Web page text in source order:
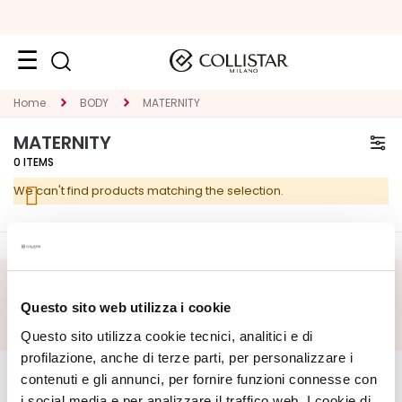
Questo sito web utilizza i cookie
Questo sito utilizza cookie tecnici, analitici e di
profilazione, anche di terze parti, per personalizzare i
contenuti e gli annunci, per fornire funzioni connesse con
Face
C
A
T
E
O
S
p
e
c
Home BODY MATERNITY
MATERNITY
0 ITEMS
We can't find products matching the selection.
CORPORATE
About Us
MY PROFILE
Account Information